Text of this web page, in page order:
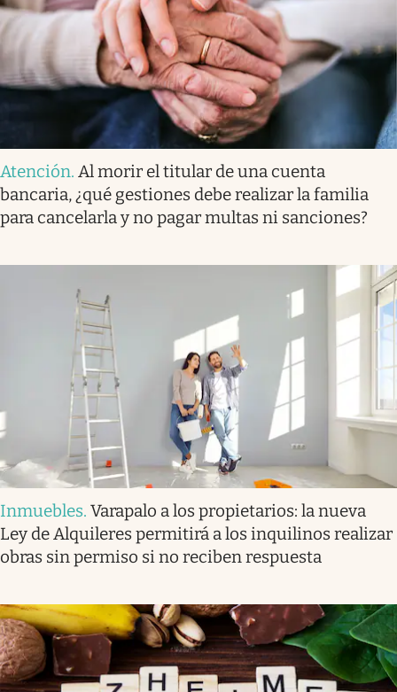
Atención. Al morir el titular de una cuenta
bancaria, ¿qué gestiones debe realizar la familia
para cancelarla y no pagar multas ni sanciones?
Inmuebles. Varapalo a los propietarios: la nueva
Ley de Alquileres permitirá a los inquilinos realizar
obras sin permiso si no reciben respuesta